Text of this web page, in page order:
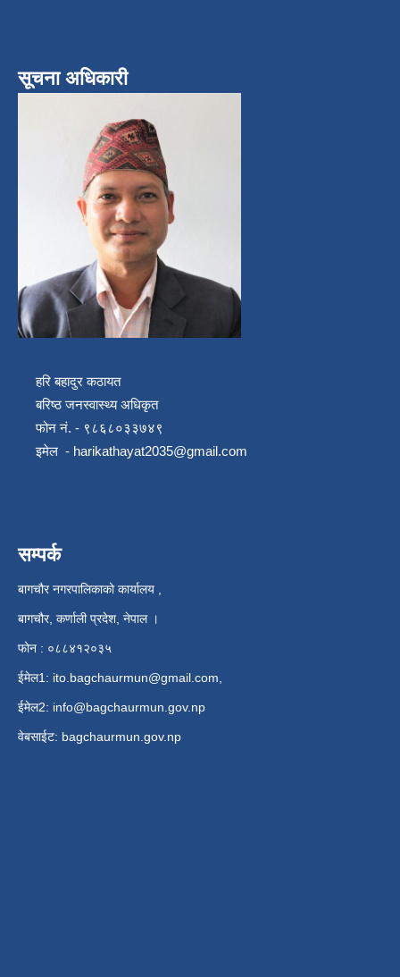
सूचना अधिकारी
हरि बहादुर कठायत
बरिष्ठ जनस्वास्थ्य अधिकृत
फोन नं. - ९८६८०३३७४९
इमेल - harikathayat2035@gmail.com
सम्पर्क
बागचौर नगरपालिकाको कार्यालय ,
बागचौर, कर्णाली प्रदेश, नेपाल ।
फोन : ०८८४१२०३५
ईमेल1: ito.bagchaurmun@gmail.com
ईमेल2: info@bagchaurmun.gov.np
वे‍बसाईट: bagchaurmun.gov.np